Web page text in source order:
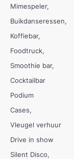
Mimespeler
Buikdanseressen
Koffiebar
Foodtruck
Smoothie bar
Cocktailbar
Podium
Cases
Vleugel verhuur
Drive in show
Silent Disco